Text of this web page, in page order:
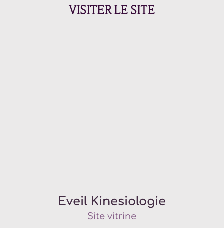
VISITER LE SITE
Eveil Kinesiologie
Site vitrine